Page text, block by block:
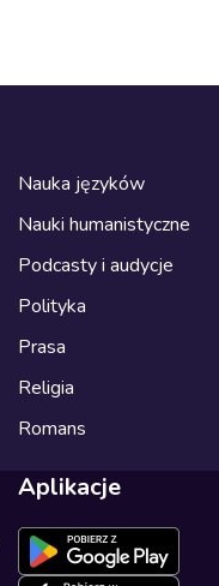
Nauka języków
Nauki humanistyczne
Podcasty i audycje
Polityka
Prasa
Religia
Romans
Aplikacje